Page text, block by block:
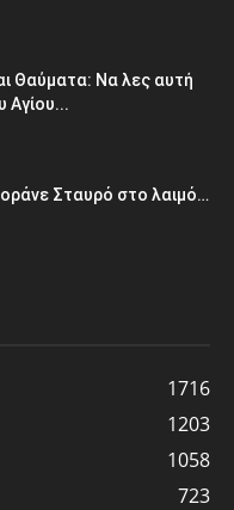
Θαύματα: Να λες αυτή
Αγίου...
Σταυρό στο λαιμό…
1716
1203
1058
723